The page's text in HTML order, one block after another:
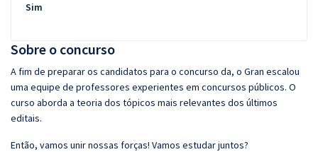
Sobre o concurso
A fim de preparar os candidatos para o concurso da, o Gran escalou
uma equipe de professores experientes em concursos públicos. O
curso aborda a teoria dos tópicos mais relevantes dos últimos
editais.
Então, vamos unir nossas forças! Vamos estudar juntos?
Sim